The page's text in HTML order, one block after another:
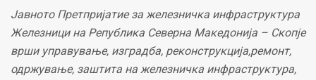
Јавното Претпријатие за железничка инфраструктура
Железници на Република Северна Македонија – Скопје
врши управување, изградба, реконструкција,ремонт,
одржување, заштита на железничка инфраструктура,